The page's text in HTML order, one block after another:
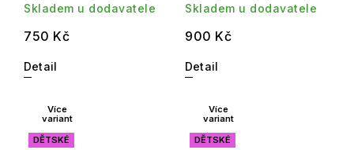
Skladem u dodavatele
750 Kč
Detail
Skladem u dodavatele
900 Kč
Detail
Více
variant
DĚTSKÉ
Více
variant
DĚTSKÉ